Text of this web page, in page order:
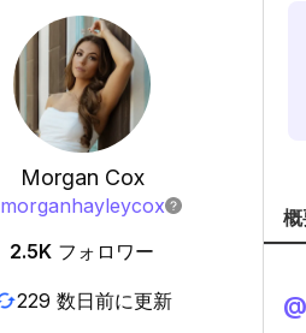
Morgan Cox
morganhayleycox
2.5K フォロワー
229 数日前に更新 @